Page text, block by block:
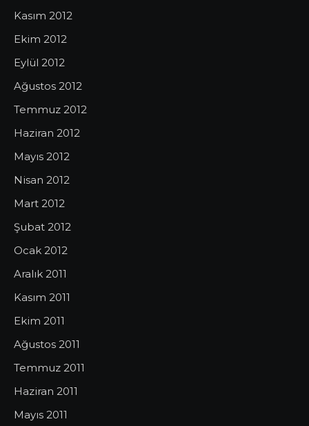
Kasım 2012
Ekim 2012
Eylül 2012
Ağustos 2012
Temmuz 2012
Haziran 2012
Mayıs 2012
Nisan 2012
Mart 2012
Şubat 2012
Ocak 2012
Aralık 2011
Kasım 2011
Ekim 2011
Ağustos 2011
Temmuz 2011
Haziran 2011
Mayıs 2011